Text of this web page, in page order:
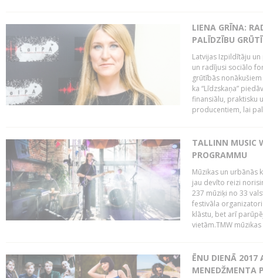
LIENA GRĪNA:
PALĪDZĪBU
Latvijas Izpildītāju
un radījusi sociālo
grūtībās
ka “Līdzskaņa”
finansiālu, praktisku
producentiem, lai
TALLINN MUSIC
PROGRAMMU
Mūzikas un urbānās
jau devīto reizi
237 mūziķi no 33
festivāla
klāstu, bet arī
vietām.TMW
ĒNU DIENĀ 2017
MENEDŽMENTA